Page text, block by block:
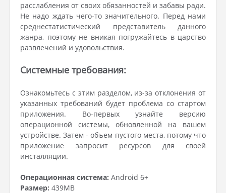
расслабления от своих обязанностей и забавы ради.
Не надо ждать чего-то значительного. Перед нами
среднестатистический представитель данного
жанра, поэтому не вникая погружайтесь в царство
развлечений и удовольствия.
Системные требования:
Ознакомьтесь с этим разделом, из-за отклонения от
указанных требований будет проблема со стартом
приложения. Во-первых узнайте версию
операционной системы, обновленной на вашем
устройстве. Затем - объем пустого места, потому что
приложение запросит ресурсов для своей
инсталляции.
Операционная система: Android 6+
Размер: 439MB